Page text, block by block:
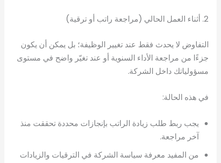
2. أثناء العمل الحالي (مراجعة راتب أو ترقية)
التفاوض لا يحدث فقط عند تغيير الوظيفة؛ بل يمكن أن يكون
جزءًا من مراجعة الأداء السنوية أو عند تغيّر واضح في مستوى
مسؤولياتك داخل الشركة.
في هذه الحالة:
يجب ربط طلب زيادة الراتب بإنجازات محددة تحققت منذ
آخر مراجعة.
من المفيد معرفة سياسة الشركة في الترقيات والزيادات